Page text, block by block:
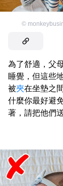
©
為了舒適，父
睡覺，但這些
被夾在坐墊之
什麼你最好避
著，請把他們